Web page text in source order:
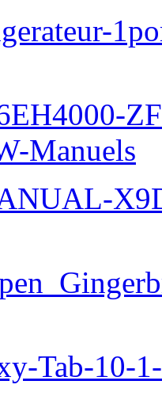
Manuels
Tab-10-